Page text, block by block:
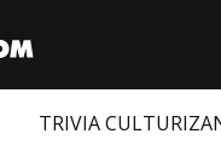
TRIVIA